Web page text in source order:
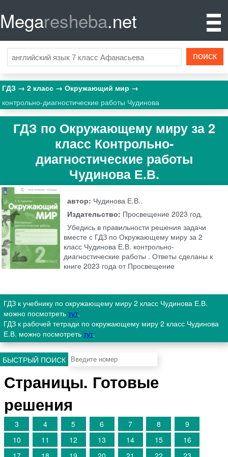
Megaresheba.net
ГДЗ 2 класс
Окружающий мир
контрольно-диагностические работы Чудинова
ГДЗ по Окружающему миру за 2
класс Контрольно-
диагностические работы
Чудинова Е.В.
автор: Чудинова Е.В..
Издательство: Просвещение 2023 год.
Убедись в правильности решения задачи
вместе с ГДЗ по Окружающему миру за 2
класс Чудинова Е.В. контрольно-
диагностические работы . Ответы сделаны к
книге 2023 года от Просвещение
ГДЗ к учебнику по окружающему миру 2 класс Чудинова Е.В.
можно посмотреть тут.
ГДЗ к рабочей тетради по окружающему миру 2 класс Чудинова
Е.В. можно посмотреть тут.
БЫСТРЫЙ ПОИСК
Страницы. Готовые
решения
3 4 5 6 7 8
9
10
11 12 13 14 15
16